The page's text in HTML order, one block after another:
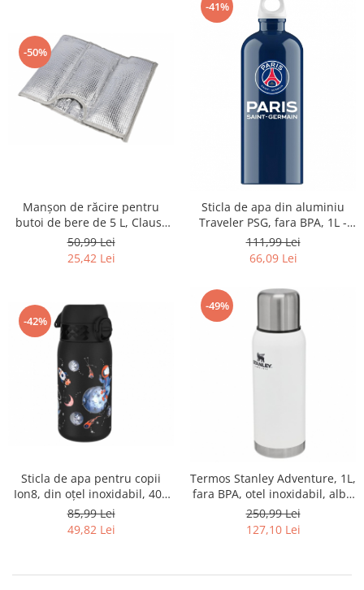
Maternitate
Petshop
Accesorii animale de companie
Acvaristica
Castroane si adapatori animale
Zgarzi, lese si hamuri
PC, Periferice & Software
Componente PC
Imprimante, Scanere &
Consumabile
Periferice PC
Retelistica & Supraveghere
Servere, Componente & UPS
Telecomenzi garaj
Sport & Activitati in aer liber
Accesorii Fitness
Accesorii sportive
Articole Voiaj
Sporturi acvatice
-50%
Manșon de răcire pentru
butoi de bere de 5 L, Clauss
Cl-60002 00 - RESIGILAT
50,99 Lei
25,42 Lei
-41%
Sticla de apa din aluminiu
Traveler PSG, fara BPA, 1L -
RESIGILAT
111,99 Lei
66,09 Lei
-42%
Sticla de apa pentru copii
Ion8, din oțel inoxidabil, 400
ml - RESIGILAT
85,99 Lei
49,82 Lei
-49%
Termos Stanley Adventure, 1L,
fara BPA, otel inoxidabil, alb -
SECOND
250,99 Lei
127,10 Lei